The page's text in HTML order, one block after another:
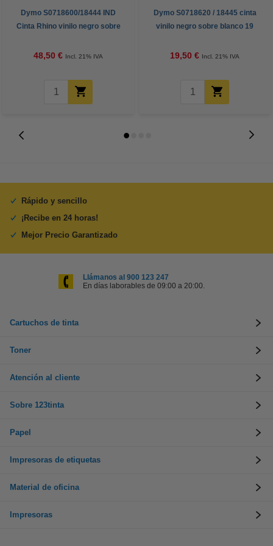
Dymo S0718600/18444 IND
Cinta Rhino vinilo negro sobre
Pack 5 uds
48,50 € Incl. 21% IVA
Dymo S0718620 / 18445 cinta
vinilo negro sobre blanco 19
19,50 € Incl. 21% IVA
Rápido y sencillo
¡Recibe en 24 horas!
Mejor Precio Garantizado
Llámanos al 900 123 247
En días laborables de 09:00 a 20:00.
Cartuchos de tinta
Toner
Atención al cliente
Sobre 123tinta
Papel
Impresoras de etiquetas
Material de oficina
Impresoras